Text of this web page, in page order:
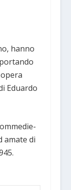
hanno
Eduardo
amate di